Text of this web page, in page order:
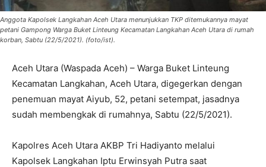
Anggota Kapolsek Langkahan Aceh Utara menunjukkan TKP ditemukannya mayat
petani Gampong Warga Buket Linteung Kecamatan Langkahan Aceh Utara di rumah
korban, Sabtu (22/5/2021). (foto/ist).
Aceh Utara (Waspada Aceh) – Warga Buket Linteung
Kecamatan Langkahan, Aceh Utara, digegerkan dengan
penemuan mayat Aiyub, 52, petani setempat, jasadnya
sudah membengkak di rumahnya, Sabtu (22/5/2021).
Kapolres Aceh Utara AKBP Tri Hadiyanto melalui
Kapolsek Langkahan Iptu Erwinsyah Putra saat